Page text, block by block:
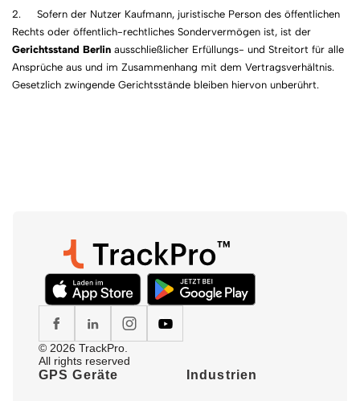
2. Sofern der Nutzer Kaufmann, juristische Person des öffentlichen
Rechts oder öffentlich-rechtliches Sondervermögen ist, ist der
Gerichtsstand Berlin ausschließlicher Erfüllungs- und Streitort für alle
Ansprüche aus und im Zusammenhang mit dem Vertragsverhältnis.
Gesetzlich zwingende Gerichtsstände bleiben hiervon unberührt.
© 2026 TrackPro.
All rights reserved
GPS Geräte Industrien